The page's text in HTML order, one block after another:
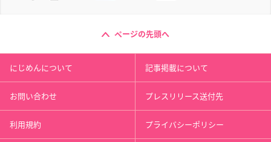
ページの先頭へ
にじめんについて 記事掲載について
お問い合わせ プレスリリース送付先
利用規約 プライバシーポリシー